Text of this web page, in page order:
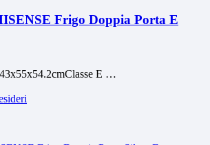
Frigo Doppia Porta E
E …